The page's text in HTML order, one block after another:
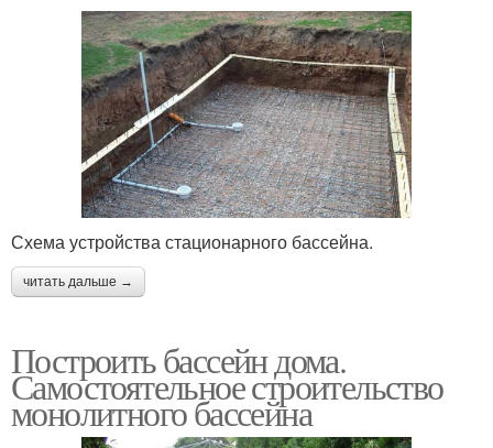
Схема устройства стационарного бассейна.
читать дальше →
Построить бассейн дома.
Самостоятельное строительство
монолитного бассейна